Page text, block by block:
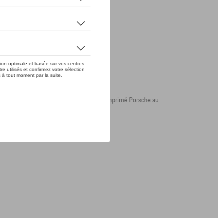
L’imprimé RS 2.7 sur la poitrine et l’imprimé Porsche au